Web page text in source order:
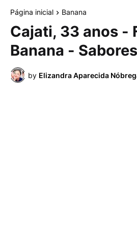
Página inicial Banana
Cajati, 33 anos -
Banana -
by Elizandra Aparecida